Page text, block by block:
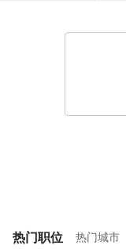
热门职位 热门城市